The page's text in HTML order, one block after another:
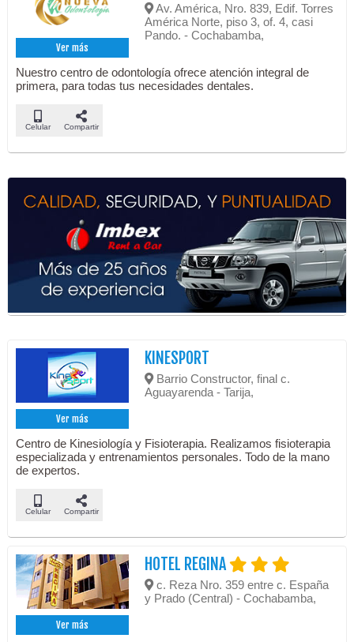
Ver más
Av. América, Nro. 839, Edif. Torres
América Norte, piso 3, of. 4, casi
Pando. - Cochabamba,
Nuestro centro de odontología ofrece atención integral de
primera, para todas tus necesidades dentales.
Celular Compartir
Ver más
KINESPORT
Barrio Constructor, final c.
Aguayarenda - Tarija,
Centro de Kinesiología y Fisioterapia. Realizamos fisioterapia
especializada y entrenamientos personales. Todo de la mano
de expertos.
Celular Compartir
Ver más
HOTEL REGINA
c. Reza Nro. 359 entre c. España
y Prado (Central) - Cochabamba,